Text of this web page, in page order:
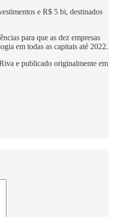
e R$ 5 bi, destinados
para que as dez empresas
em todas as capitais até 2022.
e publicado originalmente em